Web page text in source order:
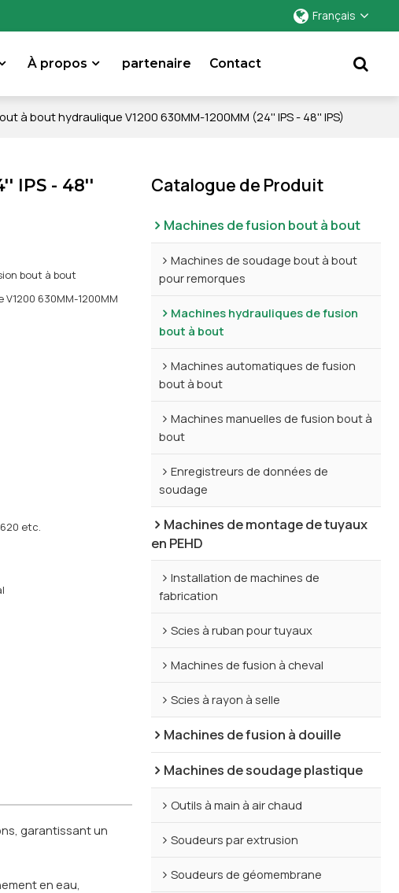
Français
À propos partenaire Contact
à bout hydraulique V1200 630MM-1200MM (24'' IPS - 48'' IPS)
IPS - 48''
bout à bout
630MM-1200MM
etc.
garantissant un
en eau,
Catalogue de Produit
Machines de fusion bout à bout
Machines de soudage bout à bout
pour remorques
Machines hydrauliques de fusion
bout à bout
Machines automatiques de fusion
bout à bout
Machines manuelles de fusion bout à
bout
Enregistreurs de données de
soudage
Machines de montage de tuyaux
en PEHD
Installation de machines de
fabrication
Scies à ruban pour tuyaux
Machines de fusion à cheval
Scies à rayon à selle
Machines de fusion à douille
Machines de soudage plastique
Outils à main à air chaud
Soudeurs par extrusion
Soudeurs de géomembrane